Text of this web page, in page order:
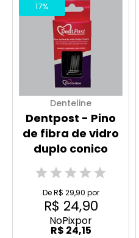
17%
Denteline
Dentpost - Pino
de fibra de vidro
duplo conico
De R$ 29,90 por
R$ 24,90
NoPixpor
R$ 24,15